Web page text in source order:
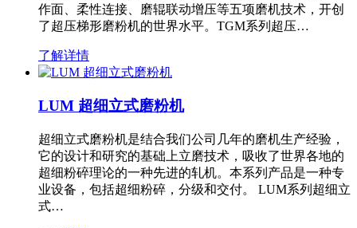
作面、柔性连接、磨辊联动增压等五项磨机技术，开创
了超压梯形磨粉机的世界水平。TGM系列超压…
了解详情
LUM 超细立式磨粉机
超细立式磨粉机是结合我们公司几年的磨机生产经验，
它的设计和研究的基础上立磨技术，吸收了世界各地的
超细粉碎理论的一种先进的轧机。本系列产品是一种专
业设备，包括超细粉碎，分级和交付。 LUM系列超细立
式…